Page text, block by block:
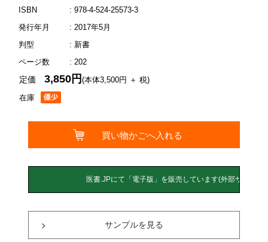
ISBN
: 978-4-524-25573-3
発行年月
: 2017年5月
判型
: 新書
ページ数
: 202
在庫
定価3,850円(本体3,500円 ＋ 税)
サンプルを見る